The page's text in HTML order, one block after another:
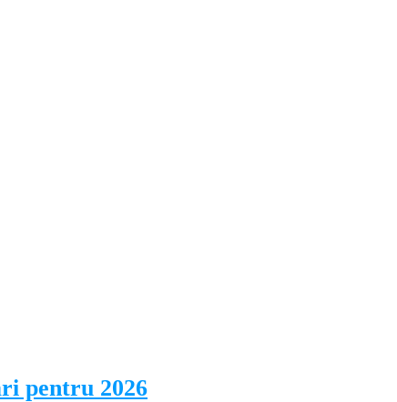
pentru 2026